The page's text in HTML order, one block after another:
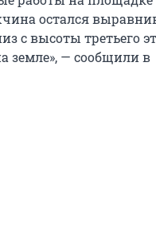
остался
с высоты третьего
земле», — сообщили в